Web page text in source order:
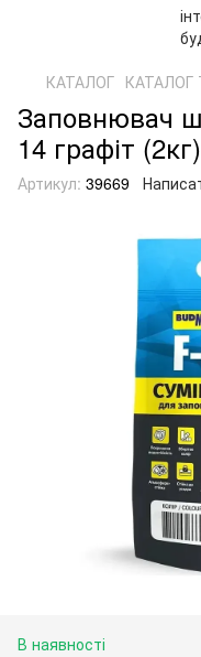
КАТАЛОГ КАТАЛОГ
Заповнювач
14 графіт (2кг)
Артикул: 39669
В наявності